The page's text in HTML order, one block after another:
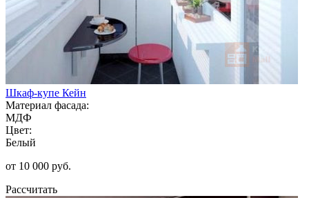
Шкаф-купе Кейн
Материал фасада:
МДФ
Цвет:
Белый
от 10 000 руб.
Рассчитать